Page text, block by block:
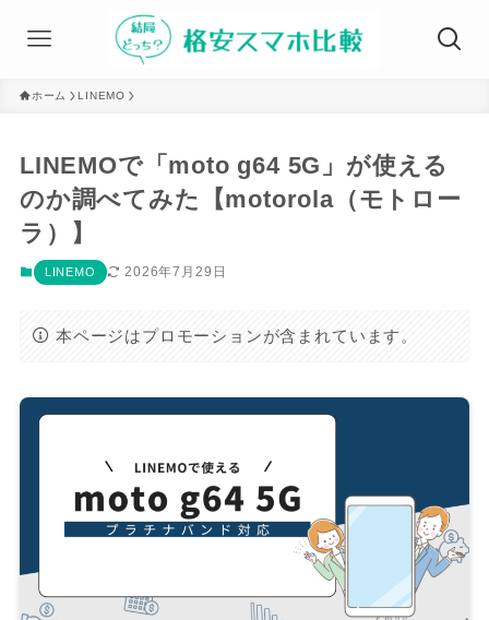
ホーム LINEMO
LINEMOで「moto g64 5G」が使える
のか調べてみた【motorola（モトロー
ラ）】
LINEMO 2026年7月29日
本ページはプロモーションが含まれています。